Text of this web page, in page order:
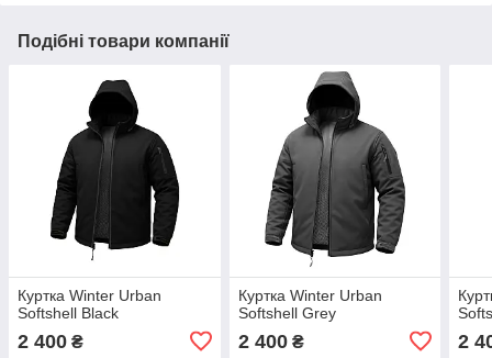
Подібні товари компанії
Куртка Winter Urban
Softshell Black
2 400 ₴
Куртка Winter Urban
Softshell Grey
2 400₴ 2